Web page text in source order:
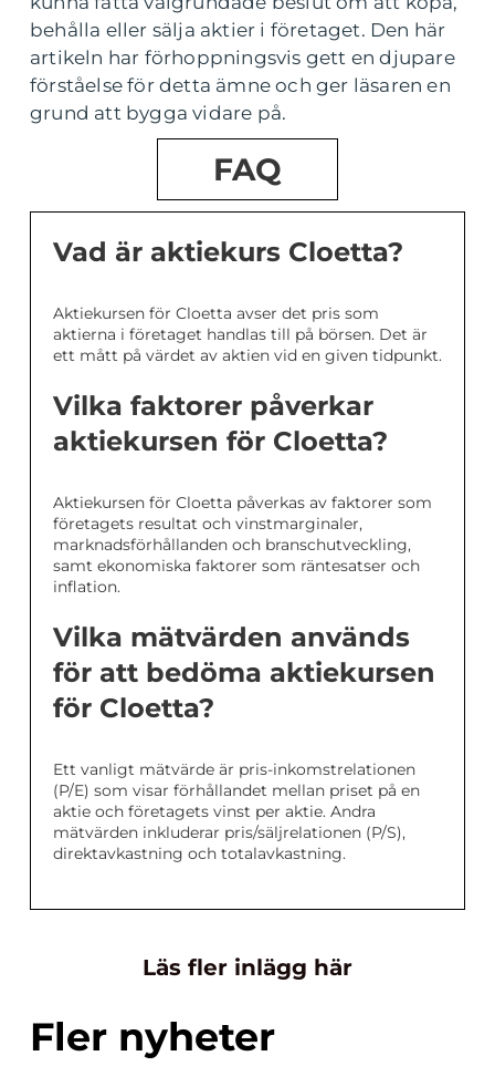
behålla eller sälja aktier i företaget. Den här
artikeln har förhoppningsvis gett en djupare
förståelse för detta ämne och ger läsaren en
grund att bygga vidare på.
FAQ
Vad är aktiekurs Cloetta?
Aktiekursen för Cloetta avser det pris som
aktierna i företaget handlas till på börsen. Det är
ett mått på värdet av aktien vid en given tidpunkt.
Vilka faktorer påverkar
aktiekursen för Cloetta?
Aktiekursen för Cloetta påverkas av faktorer som
företagets resultat och vinstmarginaler,
marknadsförhållanden och branschutveckling,
samt ekonomiska faktorer som räntesatser och
inflation.
Vilka mätvärden används
för att bedöma aktiekursen
för Cloetta?
Ett vanligt mätvärde är pris-inkomstrelationen
(P/E) som visar förhållandet mellan priset på en
aktie och företagets vinst per aktie. Andra
mätvärden inkluderar pris/säljrelationen (P/S),
direktavkastning och totalavkastning.
Läs fler inlägg här
Fler nyheter